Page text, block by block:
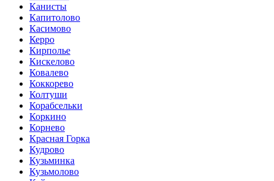
Канисты
Капитолово
Касимово
Керро
Кирполье
Кискелово
Ковалево
Коккорево
Колтуши
Корабсельки
Коркино
Корнево
Красная Горка
Кудрово
Кузьминка
Кузьмолово